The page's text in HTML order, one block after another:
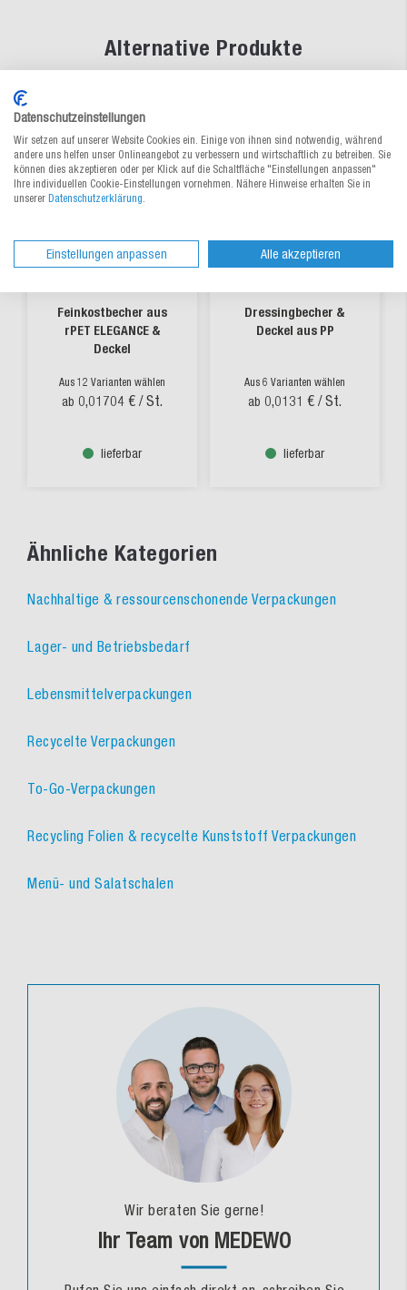
Alternative Produkte
Feinkostbecher aus
rPET ELEGANCE &
Deckel
Aus 12 Varianten wählen
ab 0,01704 € / St.
lieferbar
Dressingbecher &
Deckel aus PP
Aus 6 Varianten wählen
ab 0,0131 € / St.
lieferbar
Ähnliche Kategorien
Nachhaltige & ressourcenschonende Verpackungen
Lager- und Betriebsbedarf
Lebensmittelverpackungen
Recycelte Verpackungen
To-Go-Verpackungen
Recycling Folien & recycelte Kunststoff Verpackungen
Menü- und Salatschalen
Wir beraten Sie gerne!
Ihr Team von MEDEWO
Datenschutzeinstellungen
Wir setzen auf unserer Website Cookies ein. Einige von ihnen sind notwendig, während
andere uns helfen unser Onlineangebot zu verbessern und wirtschaftlich zu betreiben. Sie
können dies akzeptieren oder per Klick auf die Schaltfläche "Einstellungen anpassen"
Ihre individuellen Cookie-Einstellungen vornehmen. Nähere Hinweise erhalten Sie in
unserer Datenschutzerklärung.
Einstellungen anpassen Alle akzeptieren